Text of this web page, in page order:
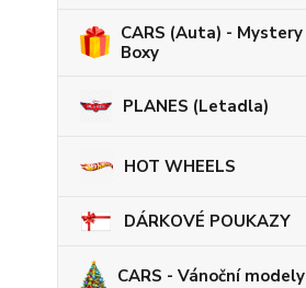
CARS (Auta) - Mystery
Boxy
PLANES (Letadla)
HOT WHEELS
DÁRKOVÉ POUKAZY
CARS - Vánoční modely